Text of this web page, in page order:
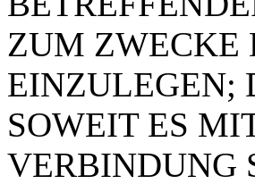
ZUM ZWECKE
EINZULEGEN;
SOWEIT ES
VERBINDUNG